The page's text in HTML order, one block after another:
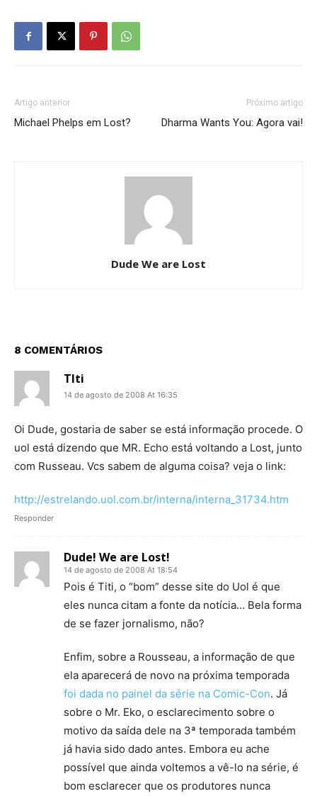
Artigo anterior
Michael Phelps em Lost?
Próximo artigo
Dharma Wants You: Agora vai!
Dude We are Lost
8 COMENTÁRIOS
TIti
14 de agosto de 2008 At 16:35
Oi Dude, gostaria de saber se está informação procede. O
uol está dizendo que MR. Echo está voltando a Lost, junto
com Russeau. Vcs sabem de alguma coisa? veja o link:
http://estrelando.uol.com.br/interna/interna_31734.htm
Responder
Dude! We are Lost!
14 de agosto de 2008 At 18:54
Pois é Titi, o “bom” desse site do Uol é que
eles nunca citam a fonte da notícia… Bela forma
de se fazer jornalismo, não?
Enfim, sobre a Rousseau, a informação de que
ela aparecerá de novo na próxima temporada
foi dada no painel da série na Comic-Con. Já
sobre o Mr. Eko, o esclarecimento sobre o
motivo da saída dele na 3ª temporada também
já havia sido dado antes. Embora eu ache
possível que ainda voltemos a vê-lo na série, é
bom esclarecer que os produtores nunca